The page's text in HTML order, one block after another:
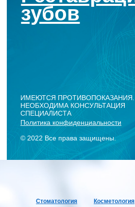
Стоматология Косметология